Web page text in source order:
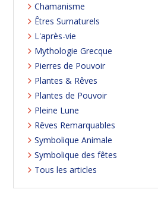
Chamanisme
Êtres Surnaturels
L'après-vie
Mythologie Grecque
Pierres de Pouvoir
Plantes & Rêves
Plantes de Pouvoir
Pleine Lune
Rêves Remarquables
Symbolique Animale
Symbolique des fêtes
Tous les articles